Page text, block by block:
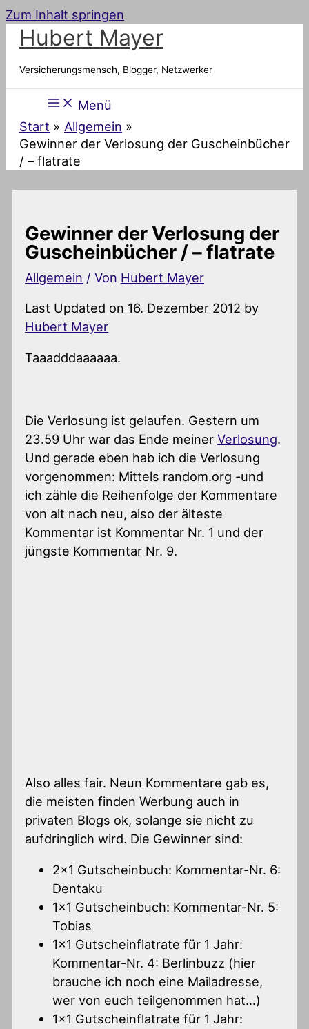
Zum Inhalt springen
Hubert Mayer
Versicherungsmensch, Blogger, Netzwerker
Menü
Start
Allgemein
Gewinner der Verlosung der Guscheinbücher
/ – flatrate
Gewinner der Verlosung der
Guscheinbücher / – flatrate
Allgemein / Von Hubert Mayer
Last Updated on 16. Dezember 2012 by
Hubert Mayer
Taaadddaaaaaa.
Die Verlosung ist gelaufen. Gestern um
23.59 Uhr war das Ende meinerVerlosung.
Und gerade eben hab ich die Verlosung
vorgenommen: Mittels random.org -und
ich zähle die Reihenfolge der Kommentare
von alt nach neu, also der älteste
Kommentar ist Kommentar Nr. 1 und der
jüngste Kommentar Nr. 9.
Also alles fair. Neun Kommentare gab es,
die meisten finden Werbung auch in
privaten Blogs ok, solange sie nicht zu
aufdringlich wird. Die Gewinner sind:
2×1 Gutscheinbuch: Kommentar-Nr. 6:
Dentaku
1×1 Gutscheinbuch: Kommentar-Nr. 5:
Tobias
1×1 Gutscheinflatrate für 1 Jahr:
Kommentar-Nr. 4: Berlinbuzz (hier
brauche ich noch eine Mailadresse,
wer von euch teilgenommen hat…)
1×1 Gutscheinflatrate für 1 Jahr: